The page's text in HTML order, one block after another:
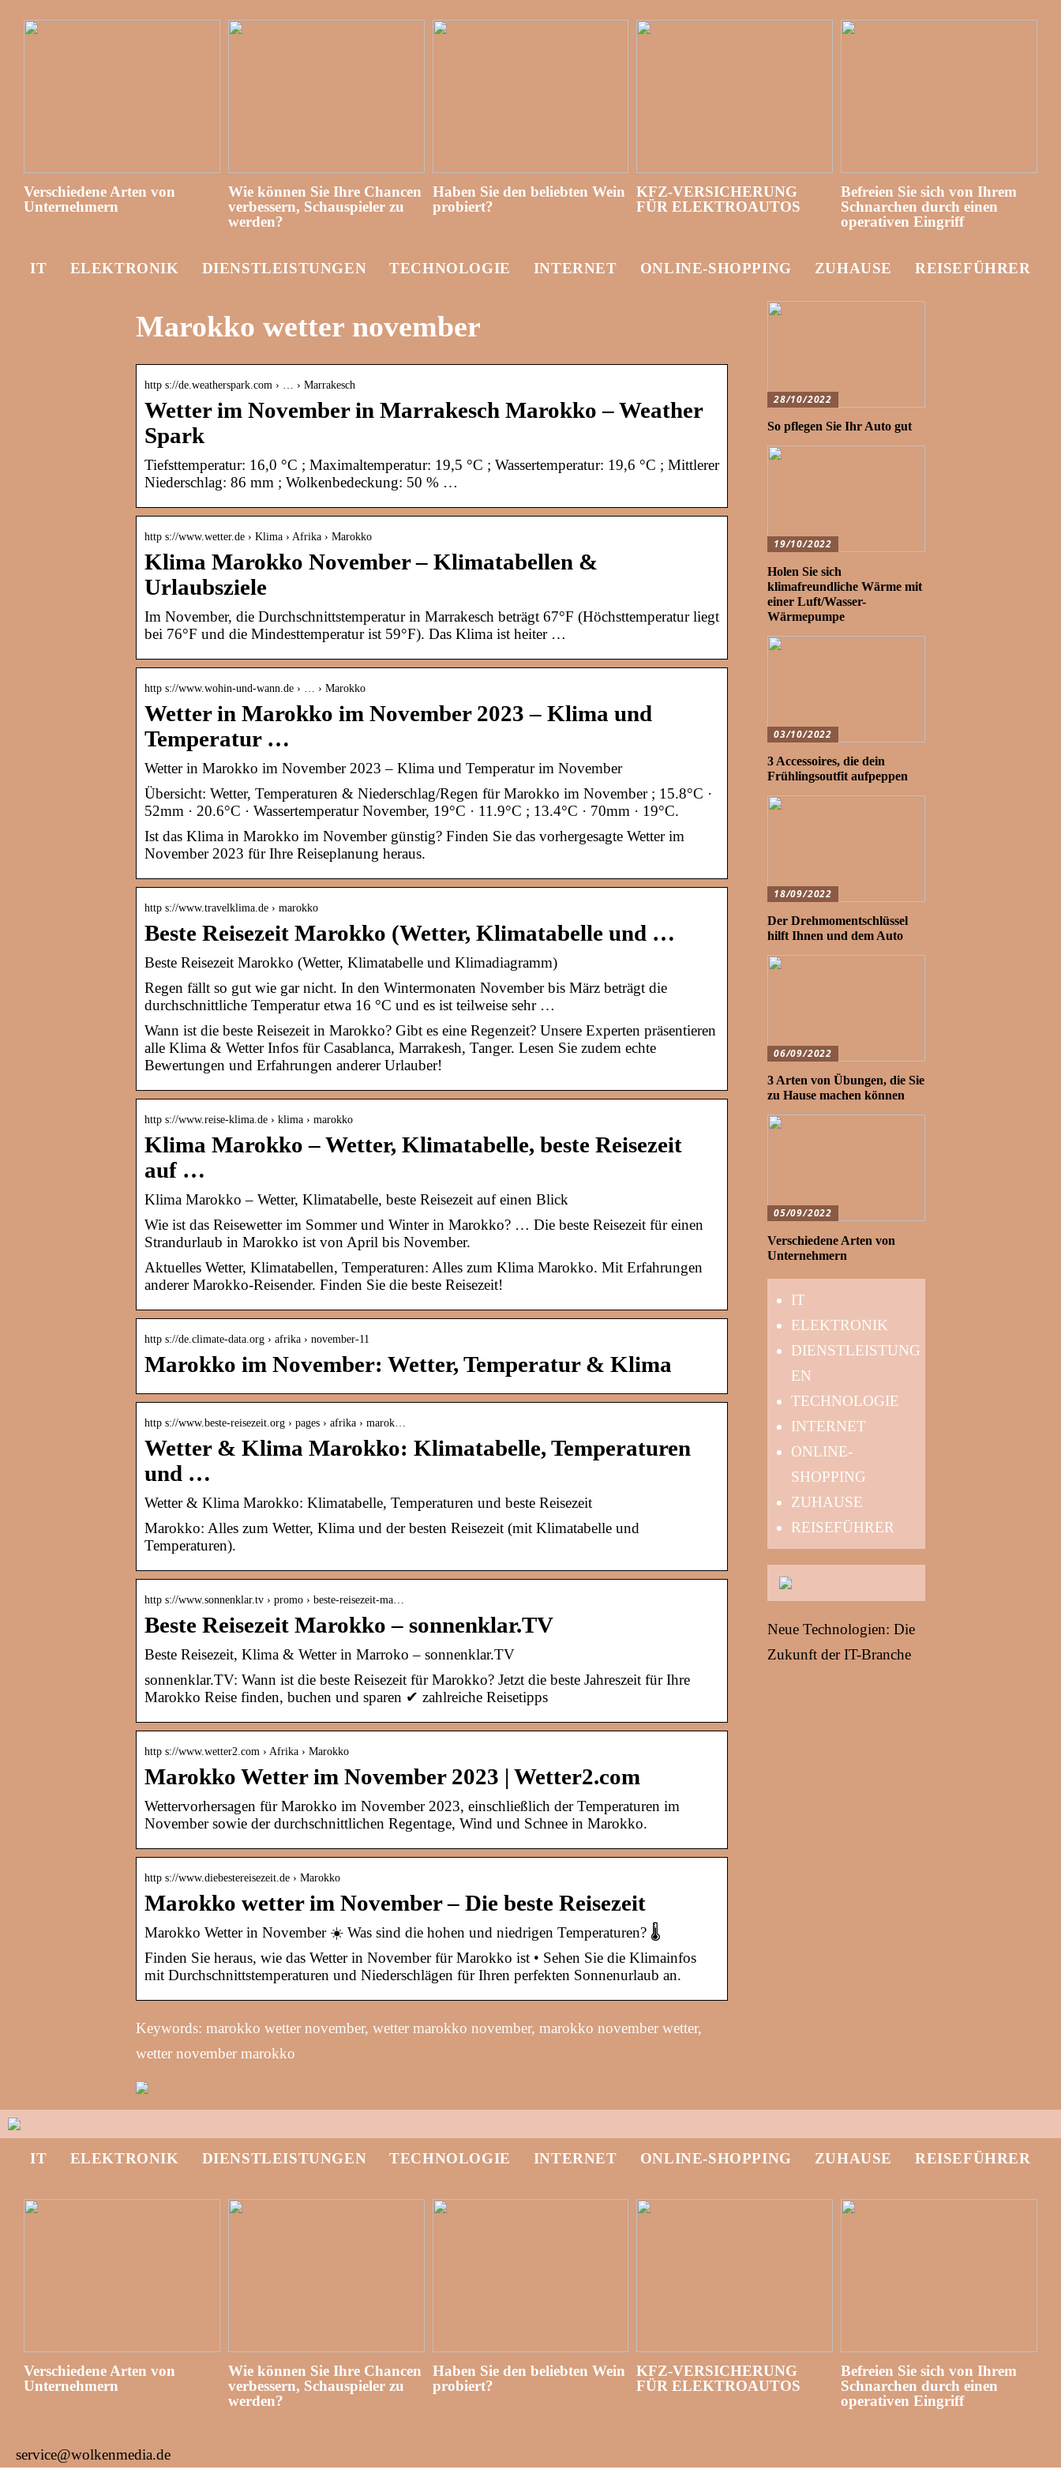
Verschiedene Arten von
Unternehmern
Wie können Sie Ihre Chancen
verbessern, Schauspieler zu
werden?
Haben Sie den beliebten Wein
probiert?
KFZ-VERSICHERUNG
FÜR ELEKTROAUTOS
Befreien Sie sich von Ihrem
Schnarchen durch einen
operativen Eingriff
IT ELEKTRONIK DIENSTLEISTUNGEN TECHNOLOGIE INTERNET ONLINE-SHOPPING ZUHAUSE REISEFÜHRER
Marokko wetter november
http s://de.weatherspark.com › … › Marrakesch
Wetter im November in Marrakesch Marokko – Weather
Spark
Tiefsttemperatur: 16,0 °C ; Maximaltemperatur: 19,5 °C ; Wassertemperatur: 19,6 °C ; Mittlerer
Niederschlag: 86 mm ; Wolkenbedeckung: 50 % …
http s://www.wetter.de › Klima › Afrika › Marokko
Klima Marokko November – Klimatabellen &
Urlaubsziele
Im November, die Durchschnittstemperatur in Marrakesch beträgt 67°F (Höchsttemperatur liegt
bei 76°F und die Mindesttemperatur ist 59°F). Das Klima ist heiter …
http s://www.wohin-und-wann.de › … › Marokko
Wetter in Marokko im November 2023 – Klima und
Temperatur …
Wetter in Marokko im November 2023 – Klima und Temperatur im November
Übersicht: Wetter, Temperaturen & Niederschlag/Regen für Marokko im November ; 15.8°C ·
52mm · 20.6°C · Wassertemperatur November, 19°C · 11.9°C ; 13.4°C · 70mm · 19°C.
Ist das Klima in Marokko im November günstig? Finden Sie das vorhergesagte Wetter im
November 2023 für Ihre Reiseplanung heraus.
http s://www.travelklima.de › marokko
Beste Reisezeit Marokko (Wetter, Klimatabelle und …
Beste Reisezeit Marokko (Wetter, Klimatabelle und Klimadiagramm)
Regen fällt so gut wie gar nicht. In den Wintermonaten November bis März beträgt die
durchschnittliche Temperatur etwa 16 °C und es ist teilweise sehr …
Wann ist die beste Reisezeit in Marokko? Gibt es eine Regenzeit? Unsere Experten präsentieren
alle Klima & Wetter Infos für Casablanca, Marrakesh, Tanger. Lesen Sie zudem echte
Bewertungen und Erfahrungen anderer Urlauber!
http s://www.reise-klima.de › klima › marokko
Klima Marokko – Wetter, Klimatabelle, beste Reisezeit
auf …
Klima Marokko – Wetter, Klimatabelle, beste Reisezeit auf einen Blick
Wie ist das Reisewetter im Sommer und Winter in Marokko? … Die beste Reisezeit für einen
Strandurlaub in Marokko ist von April bis November.
Aktuelles Wetter, Klimatabellen, Temperaturen: Alles zum Klima Marokko. Mit Erfahrungen
anderer Marokko-Reisender. Finden Sie die beste Reisezeit!
http s://de.climate-data.org › afrika › november-11
Marokko im November: Wetter, Temperatur & Klima
http s://www.beste-reisezeit.org › pages › afrika › marok…
Wetter & Klima Marokko: Klimatabelle, Temperaturen
und …
Wetter & Klima Marokko: Klimatabelle, Temperaturen und beste Reisezeit
Marokko: Alles zum Wetter, Klima und der besten Reisezeit (mit Klimatabelle und
Temperaturen).
http s://www.sonnenklar.tv › promo › beste-reisezeit-ma…
Beste Reisezeit Marokko – sonnenklar.TV
Beste Reisezeit, Klima & Wetter in Marroko – sonnenklar.TV
sonnenklar.TV: Wann ist die beste Reisezeit für Marokko? Jetzt die beste Jahreszeit für Ihre
Marokko Reise finden, buchen und sparen ✔ zahlreiche Reisetipps
http s://www.wetter2.com › Afrika › Marokko
Marokko Wetter im November 2023 | Wetter2.com
Wettervorhersagen für Marokko im November 2023, einschließlich der Temperaturen im
November sowie der durchschnittlichen Regentage, Wind und Schnee in Marokko.
http s://www.diebestereisezeit.de › Marokko
Marokko wetter im November – Die beste Reisezeit
Marokko Wetter in November ☀️ Was sind die hohen und niedrigen Temperaturen? 🌡️
Finden Sie heraus, wie das Wetter in November für Marokko ist • Sehen Sie die Klimainfos
mit Durchschnittstemperaturen und Niederschlägen für Ihren perfekten Sonnenurlaub an.
Keywords: marokko wetter november, wetter marokko november, marokko november wetter,
wetter november marokko
28/10/2022
So pflegen Sie Ihr Auto gut
19/10/2022
Holen Sie sich
klimafreundliche Wärme mit
einer Luft/Wasser-
Wärmepumpe
03/10/2022
3 Accessoires, die dein
Frühlingsoutfit aufpeppen
18/09/2022
Der Drehmomentschlüssel
hilft Ihnen und dem Auto
06/09/2022
3 Arten von Übungen, die Sie
zu Hause machen können
05/09/2022
Verschiedene Arten von
Unternehmern
IT
ELEKTRONIK
DIENSTLEISTUNG
EN
TECHNOLOGIE
INTERNET
ONLINE-
SHOPPING
ZUHAUSE
REISEFÜHRER
Neue Technologien: Die
Zukunft der IT-Branche
IT ELEKTRONIK DIENSTLEISTUNGEN TECHNOLOGIE INTERNET ONLINE-SHOPPING ZUHAUSE REISEFÜHRER
Verschiedene Arten von
Unternehmern
Wie können Sie Ihre Chancen
verbessern, Schauspieler zu
werden?
Haben Sie den beliebten Wein
probiert?
KFZ-VERSICHERUNG
FÜR ELEKTROAUTOS
Befreien Sie sich von Ihrem
Schnarchen durch einen
operativen Eingriff
service@wolkenmedia.de